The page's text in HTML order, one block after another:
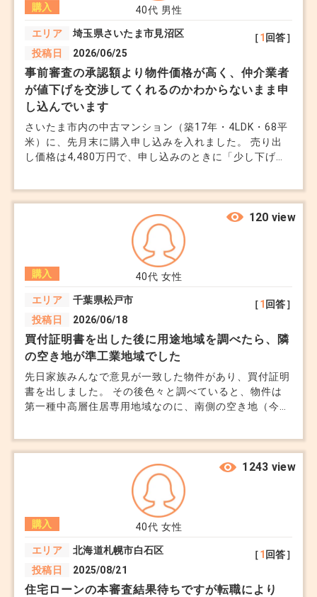
40代 男性
購入
エリア
埼玉県さいたま市見沼区
投稿日
2026/06/25
［1 回答］
事前審査の承認額より物件価格が高く、仲介業者
が値下げを交渉してくれるのかわからないまま申
し込んでいます
さいたま市内の中古マンション（築17年・4LDK・68平
米）に、先月末に購入申し込みを入れました。 売り出
し価格は4,480万円で、申し込みのときに「少し下げて
し込む形になってしまいました。 問題はその後で、住
宅ローンの事前審査を出したところ、承認額が3,700万
円でした。 夫婦合算の年収680万円（私が580万円、妻
がパート100万円）で、頭金は600万円用意していま
す。 3,700万円＋600万円で4,300万円なので、申し込
み額の4,480万円には180万円届きません。 仲介業者に
は「金融機関を変えれば審査が変わる可能性がある」と
言われているのですが、それは本当なのでしょうか。
他行に出し直しても同じ結果になりそうな気がしてい
て、それよりも売主への値引き交渉を改めて頼みたいの
ですが、一度断られた後でまたお願いするのは難しいの
かが気になっています。 契約書に住宅ローン特約が入
っていれば、審査が通らなかったときは手付金は戻って
くると聞いたのですが、「金融機関を変えれば通るか
も」という段階だと特約が使えないのかも不安です。
下げ交渉を優先した方が良いのか、教えてください。
40代 女性
購入
エリア
千葉県松戸市
投稿日
2026/06/18
［1 回答］
120 view
買付証明書を出した後に用途地域を調べたら、隣
の空き地が準工業地域でした
先日家族みんなで意見が一致した物件があり、買付証明
書を出しました。 その後色々と調べていると、物件は
第一種中高層住居専用地域なのに、南側の空き地（今は
ことがわかりました。 仲介の担当者に聞くと法律上は
問題ないが、将来的に何かが建つ可能性あると言われま
した。 準工業地域だと工場や倉庫だけでなく、風俗店
も一定の条件下では建てられると買いてありました。
面積は大体100坪程度で今の物件と数メートルしか離れ
ていません。 もし工場やうるさい施設が来たら後悔す
るんじゃないかと踏み切れません。 住宅地に工場や風
俗店はさすがに建たないだろうと思っていますが、可能
性としてはあるのでしょうか。
40代 女性
購入
エリア
北海道札幌市白石区
投稿日
2025/08/21
［1 回答］
1243 view
住宅ローンの本審査結果待ちですが転職により